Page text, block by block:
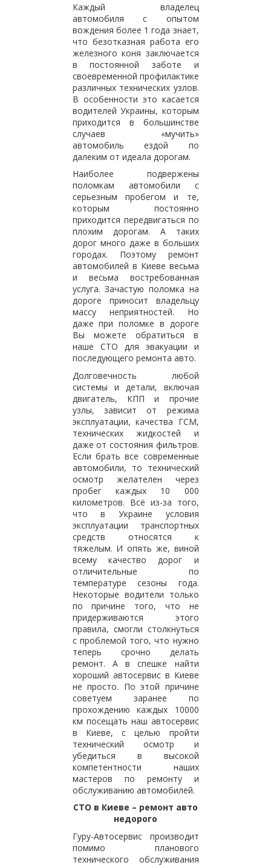
Каждый владелец
автомобиля с опытом
вождения более 1 года знает,
что безотказная работа его
железного коня заключается
в постоянной заботе и
своевременной профилактике
различных технических узлов.
В особенности это касается
водителей Украины, которым
приходится в большинстве
случаев «мучить»
автомобиль ездой по
далеким от идеала дорогам.
Наиболее подвержены
поломкам автомобили с
серьезным пробегом и те,
которым постоянно
приходится передвигаться по
плохим дорогам. А таких
дорог много даже в больших
городах. Поэтому ремонт
автомобилей в Киеве весьма
и весьма востребованная
услуга. Зачастую поломка на
дороге приносит владельцу
массу неприятностей. Но
даже при поломке в дороге
Вы можете обратиться в
наше СТО для эвакуации и
последующего ремонта авто.
Долговечность любой
системы и детали, включая
двигатель, КПП и прочие
узлы, зависит от режима
эксплуатации, качества ГСМ,
технических жидкостей и
даже от состояния фильтров.
Если брать все современные
автомобили, то технический
осмотр желателен через
пробег каждых 10 000
километров. Всё из-за того,
что в Украине условия
эксплуатации транспортных
средств относятся к
тяжелым. И опять же, виной
всему качество дорог и
отличительные по
температуре сезоны года.
Некоторые водители только
по причине того, что не
придерживаются этого
правила, смогли столкнуться
с проблемой того, что нужно
теперь срочно делать
ремонт. А в спешке найти
хороший автосервис в Киеве
не просто. По этой причине
советуем заранее по
прохождению каждых 10000
км посещать наш автосервис
в Киеве, с целью пройти
технический осмотр и
убедиться в высокой
компетентности наших
мастеров по ремонту и
обслуживанию автомобилей.
СТО в Киеве – ремонт авто
недорого
Гуру-Автосервис производит
помимо планового
технического обслуживания